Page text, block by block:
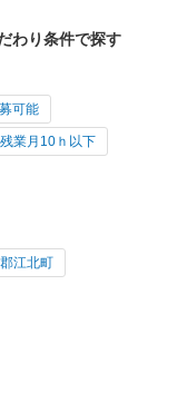
わり条件で探す
可能
残業月10ｈ以下
江北町